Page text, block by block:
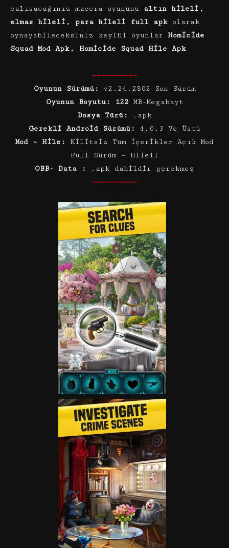
çalışacağınız macera oyununu
altın hileli,
elmas hileli, para hileli full apk olarak
oynayabileceksiniz keyifli oyunlar Homicide
Squad Mod Apk, Homicide Squad Hile Apk
——————————
Oyunun Sürümü: v2.24.2802 Son Sürüm
Oyunun Boyutu: 122 MB-Megabayt
Dosya Türü: .apk
Gerekli Android Sürümü:
4.0.3 Ve Üstü
Mod – Hile:
Kilitsiz Tüm İçerikler Açık Mod
Full Sürüm – Hileli
OBB- Data :
.apk dahildir gerekmez
——————————